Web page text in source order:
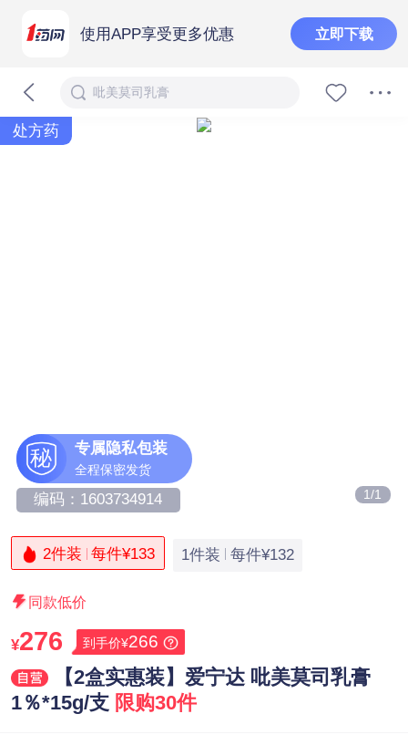
使用APP享受更多优惠 立即下载
吡美莫司乳膏
处方药
1/1
专属隐私包装
全程保密发货
秘
编码：1603734914
2件装 每件¥133 1件装 每件¥132
同款低价
¥276 到手价¥266
【2盒实惠装】爱宁达 吡美莫司乳膏
1％*15g/支 限购30件